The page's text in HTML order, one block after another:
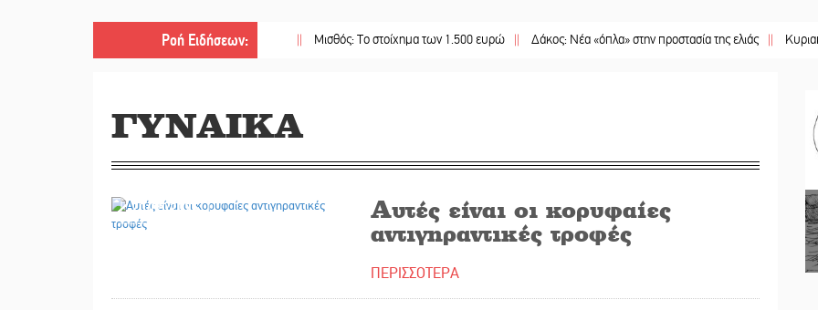
Ροή Ειδήσεων:
|| Μισθός: Το στοίχημα των 1.500 ευρώ || Δάκος: Νέα «όπλα» στην προστασία της ελιάς || Κυριακή 9
ΓΥΝΑΙΚΑ
20/05/2025
Αυτές είναι οι κορυφαίες
αντιγηραντικές τροφές
ΠΕΡΙΣΣΟΤΕΡΑ